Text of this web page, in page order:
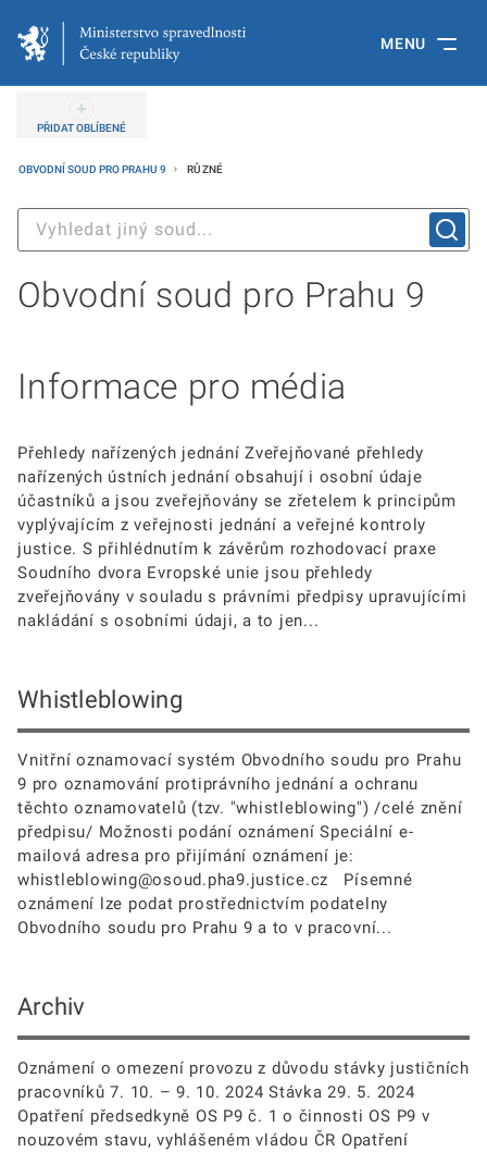
MENU
PŘIDAT OBLÍBENÉ
OBVODNÍ SOUD PRO PRAHU 9 RŮZNÉ
Obvodní soud pro Prahu 9
Informace pro média
Přehledy nařízených jednání Zveřejňované přehledy
nařízených ústních jednání obsahují i osobní údaje
účastníků a jsou zveřejňovány se zřetelem k principům
vyplývajícím z veřejnosti jednání a veřejné kontroly
justice. S přihlédnutím k závěrům rozhodovací praxe
Soudního dvora Evropské unie jsou přehledy
zveřejňovány v souladu s právními předpisy upravujícími
nakládání s osobními údaji, a to jen...
Whistleblowing
Vnitřní oznamovací systém Obvodního soudu pro Prahu
9 pro oznamování protiprávního jednání a ochranu
těchto oznamovatelů (tzv. "whistleblowing") /celé znění
předpisu/ Možnosti podání oznámení Speciální e-
mailová adresa pro přijímání oznámení je:
whistleblowing@osoud.pha9.justice.cz Písemné
oznámení lze podat prostřednictvím podatelny
Obvodního soudu pro Prahu 9 a to v pracovní...
Archiv
Oznámení o omezení provozu z důvodu stávky justičních
pracovníků 7. 10. – 9. 10. 2024 Stávka 29. 5. 2024
Opatření předsedkyně OS P9 č. 1 o činnosti OS P9 v
nouzovém stavu, vyhlášeném vládou ČR Opatření